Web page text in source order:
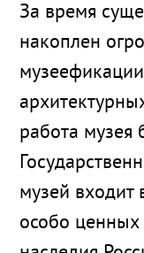
За время
накоплен
работа музея
музей входит
особо ценных